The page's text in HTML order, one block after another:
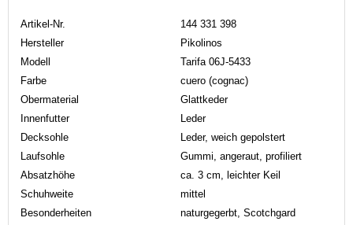
Artikel-Nr.
144 331 398
Hersteller
Pikolinos
Modell
Tarifa 06J-5433
Farbe
cuero (cognac)
Obermaterial
Glattkeder
Innenfutter
Leder
Decksohle
Leder, weich gepolstert
Laufsohle
Gummi, angeraut, profiliert
Absatzhöhe
ca. 3 cm, leichter Keil
Schuhweite
mittel
Besonderheiten
naturgegerbt, Scotchgard